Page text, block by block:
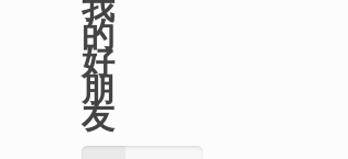
的
好
朋
友